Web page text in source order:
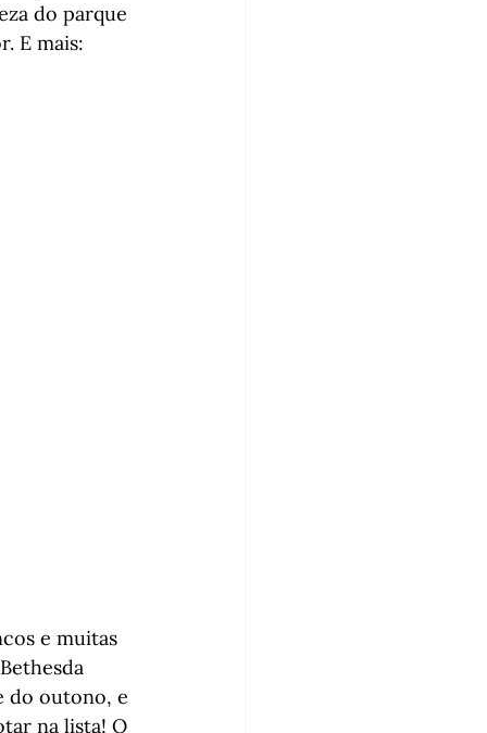
do parque
E mais:
e muitas
do outono, e
na lista! O